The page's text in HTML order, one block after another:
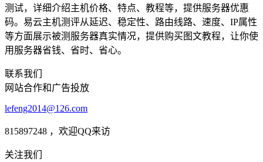
测试，详细介绍主机价格、特点、教程等，提供服务器优惠
码。易云主机测评从延迟、稳定性、路由线路、速度、IP属性
等方面展示被测服务器真实情况，提供购买图文教程，让你使
用服务器省钱、省时、省心。
联系我们
网站合作和广告投放
lefeng2014@126.com
815897248 ，欢迎QQ来访
关注我们